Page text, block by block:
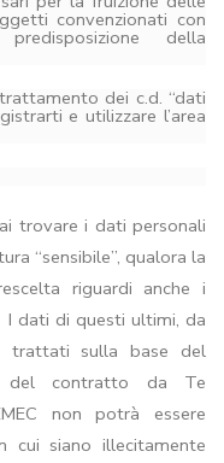
convenzionati con
della
dei c.d. “dati
e utilizzare l’area
trovare i dati personali
“sensibile”, qualora la
riguardi anche i
dati di questi ultimi, da
trattati sulla base del
del contratto da Te
non potrà essere
cui siano illecitamente